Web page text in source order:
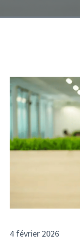
4 février 2026